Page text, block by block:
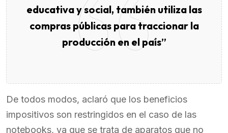
educativa y social, también utiliza las
compras públicas para traccionar la
producción en el país”
De todos modos, aclaró que los beneficios
impositivos son restringidos en el caso de las
notebooks, ya que se trata de aparatos que no